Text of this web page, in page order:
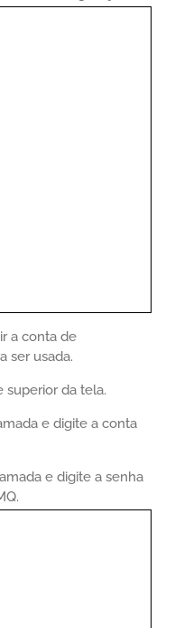
a conta de
ser usada.
superior da tela.
e digite a conta
e digite a senha